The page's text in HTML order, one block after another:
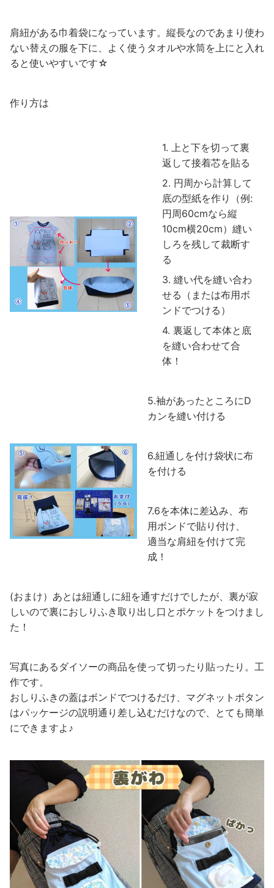
肩紐がある巾着袋になっています。縦長なのであまり使わ
ない替えの服を下に、よく使うタオルや水筒を上にと入れ
ると使いやすいです☆
作り方は
上と下を切って裏
返して接着芯を貼る
円周から計算して
底の型紙を作り（例:
円周60cmなら縦
10cm横20cm）縫い
しろを残して裁断す
る
縫い代を縫い合わ
せる（または布用ボ
ンドでつける）
裏返して本体と底
を縫い合わせて合
体！
5.袖があったところにD
カンを縫い付ける
6.紐通しを付け袋状に布
を付ける
7.6を本体に差込み、布
用ボンドで貼り付け、
適当な肩紐を付けて完
成！
(おまけ）あとは紐通しに紐を通すだけでしたが、裏が寂
しいので裏におしりふき取り出し口とポケットをつけまし
た！
写真にあるダイソーの商品を使って切ったり貼ったり。工
作です。
おしりふきの蓋はボンドでつけるだけ、マグネットボタン
はパッケージの説明通り差し込むだけなので、とても簡単
にできますよ♪